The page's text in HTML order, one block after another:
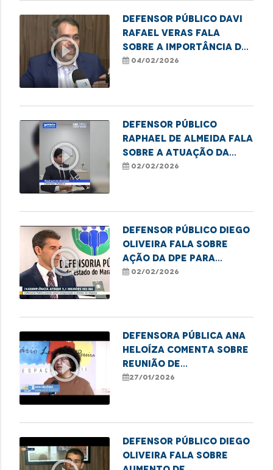
play_circle_outline
Defensor público Davi
Rafael Veras fala
sobre a importância da
lei Infância e
04/02/2026
play_circle_outline
Defensor Público
Raphael de Almeida fala
sobre a atuação da
Defensoria no Núcleo
02/02/2026
play_circle_outline
Defensor Público Diego
Oliveira fala sobre
ação da DPE para
renegociação de dívida.
02/02/2026
play_circle_outline
Defensora Pública Ana
Heloíza comenta sobre
reunião de
representantes da
Imperatriz
27/01/2026
Defensor Público Diego
Oliveira fala sobre